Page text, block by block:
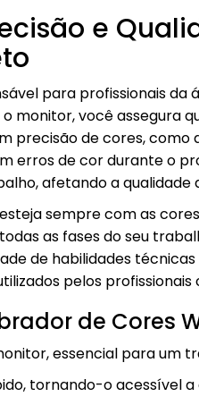
e
para profissionais da
monitor, você assegura
precisão de cores, como
erros de cor durante o
afetando a qualidade
sempre com as
as fases do seu
de habilidades
pelos profissionais
de Cores
essencial para um
tornando-o acessível